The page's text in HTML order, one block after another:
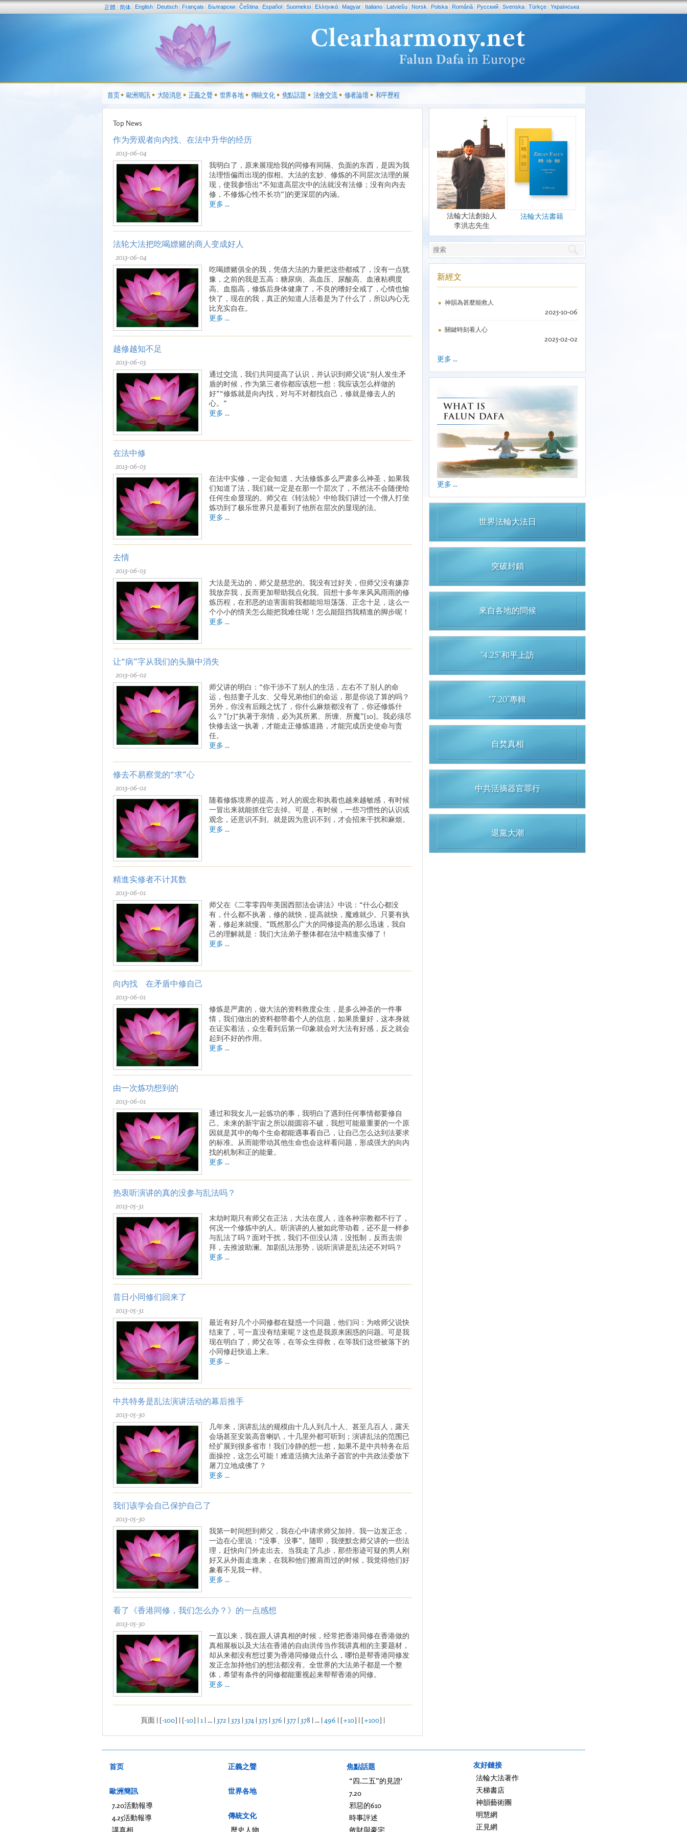
正體 简体 English Deutsch Français Български Čeština Español Suomeksi Ελληνικά Magyar Italiano Latviešu Norsk Polska Română Pусский Svenska Türkçe Yкраїнська
首页 歐洲簡訊 大陸消息 正義之聲 世界各地 傳統文化 焦點話題 法會交流 修者論壇 和平歷程
Top News
作为旁观者向内找、在法中升华的经历
2013-06-04
我明白了，原来展现给我的同修有间隔、负面的东西，是因为我
法理悟偏而出现的假相。大法的玄妙、修炼的不同层次法理的展
现，使我参悟出“不知道高层次中的法就没有法修；没有向内去
修，不修炼心性不长功”]的更深层的内涵。
更多 ...
法轮大法把吃喝嫖赌的商人变成好人
2013-06-04
吃喝嫖赌俱全的我，凭借大法的力量把这些都戒了，没有一点犹
豫，之前的我是五高：糖尿病、高血压、尿酸高、血液粘稠度
高、血脂高，修炼后身体健康了，不良的嗜好全戒了，心情也愉
快了，现在的我，真正的知道人活着是为了什么了，所以内心无
比充实自在。
更多 ...
越修越知不足
2013-06-03
通过交流，我们共同提高了认识，并认识到师父说“别人发生矛
盾的时候，作为第三者你都应该想一想：我应该怎么样做的
好”“修炼就是向内找，对与不对都找自己，修就是修去人的
心。”
更多 ...
在法中修
2013-06-03
在法中实修，一定会知道，大法修炼多么严肃多么神圣，如果我
们知道了法，我们就一定是在那一个层次了，不然法不会随便给
任何生命显现的。师父在《转法轮》中给我们讲过一个僧人打坐
炼功到了极乐世界只是看到了他所在层次的显现的法。
更多 ...
去情
2013-06-03
大法是无边的，师父是慈悲的。我没有过好关，但师父没有嫌弃
我放弃我，反而更加帮助我点化我。回想十多年来风风雨雨的修
炼历程，在邪恶的迫害面前我都能坦坦荡荡、正念十足，这么一
个小小的情关怎么能把我难住呢！怎么能阻挡我精進的脚步呢！
更多 ...
让“病”字从我们的头脑中消失
2013-06-02
师父讲的明白：“你干涉不了别人的生活，左右不了别人的命
运，包括妻子儿女、父母兄弟他们的命运，那是你说了算的吗？
另外，你没有后顾之忧了，你什么麻烦都没有了，你还修炼什
么？”[7]“执著于亲情，必为其所累、所缠、所魔”[10]。我必须尽
快修去这一执著，才能走正修炼道路，才能完成历史使命与责
任。
更多 ...
修去不易察觉的“求”心
2013-06-02
随着修炼境界的提高，对人的观念和执着也越来越敏感，有时候
一冒出来就能抓住它去掉。可是，有时候，一些习惯性的认识或
观念，还意识不到。就是因为意识不到，才会招来干扰和麻烦。
更多 ...
精進实修者不计其数
2013-06-01
师父在《二零零四年美国西部法会讲法》中说：“什么心都没
有，什么都不执著，修的就快，提高就快，魔难就少。只要有执
著，修起来就慢。”既然那么广大的同修提高的那么迅速，我自
己的理解就是：我们大法弟子整体都在法中精進实修了！
更多 ...
向内找 在矛盾中修自己
2013-06-01
修炼是严肃的，做大法的资料救度众生，是多么神圣的一件事
情，我们做出的资料都带着个人的信息，如果质量好，这本身就
在证实着法，众生看到后第一印象就会对大法有好感，反之就会
起到不好的作用。
更多 ...
由一次炼功想到的
2013-06-01
通过和我女儿一起炼功的事，我明白了遇到任何事情都要修自
己。未来的新宇宙之所以能圆容不破，我想可能最重要的一个原
因就是其中的每个生命都能遇事看自己，让自己怎么达到法要求
的标准。从而能带动其他生命也会这样看问题，形成强大的向内
找的机制和正的能量。
更多 ...
热衷听演讲的真的没参与乱法吗？
2013-05-31
末劫时期只有师父在正法，大法在度人，连各种宗教都不行了，
何况一个修炼中的人。听演讲的人被如此带动着，还不是一样参
与乱法了吗？面对干扰，我们不但没认清，没抵制，反而去崇
拜，去推波助澜。加剧乱法形势，说听演讲是乱法还不对吗？
更多 ...
昔日小同修们回来了
2013-05-31
最近有好几个小同修都在疑惑一个问题，他们问：为啥师父说快
结束了，可一直没有结束呢？这也是我原来困惑的问题。可是我
现在明白了，师父在等，在等众生得救，在等我们这些被落下的
小同修赶快追上来。
更多 ...
中共特务是乱法演讲活动的幕后推手
2013-05-30
几年来，演讲乱法的规模由十几人到几十人、甚至几百人，露天
会场甚至安装高音喇叭，十几里外都可听到；演讲乱法的范围已
经扩展到很多省市！我们冷静的想一想，如果不是中共特务在后
面操控，这怎么可能！难道活摘大法弟子器官的中共政法委放下
屠刀立地成佛了？
更多 ...
我们该学会自己保护自己了
2013-05-30
我第一时间想到师父，我在心中请求师父加持。我一边发正念，
一边在心里说：“没事、没事”。随即，我便默念师父讲的一些法
理，赶快向门外走出去。当我走了几步，那些形迹可疑的男人刚
好又从外面走進来，在我和他们擦肩而过的时候，我觉得他们好
象看不见我一样。
更多 ...
看了《香港同修，我们怎么办？》的一点感想
2013-05-30
一直以来，我在跟人讲真相的时候，经常把香港同修在香港做的
真相展板以及大法在香港的自由洪传当作我讲真相的主要题材，
却从来都没有想过要为香港同修做点什么，哪怕是帮香港同修发
发正念加持他们的想法都没有。全世界的大法弟子都是一个整
体，希望有条件的同修都能重视起来帮帮香港的同修。
更多 ...
頁面 | [-100] | [-10] |1 | ... | 372 | 373 | 374 | 375| 376 | 377| 378| ... |496 | [+10] | [+100] |
法輪大法創始人
李洪志先生
法輪大法書籍
新經文
神韻為甚麼能救人
2025-10-06
關鍵時刻看人心
2025-02-02
更多 ...
更多 ...
世界法輪大法日
突破封鎖
來自各地的問候
“4.25”和平上訪
“7.20”專輯
自焚真相
中共活摘器官罪行
退黨大潮
首页
歐洲簡訊
7.20活動報導
4.25活動報導
講真相
正義之聲
世界各地
傳統文化
歷史人物
焦點話題
“四.二五”的見證'
7.20
邪惡的610
時事評述
斂財與豪宅
友好鏈接
法輪大法著作
天梯書店
神韻藝術團
明慧網
正見網